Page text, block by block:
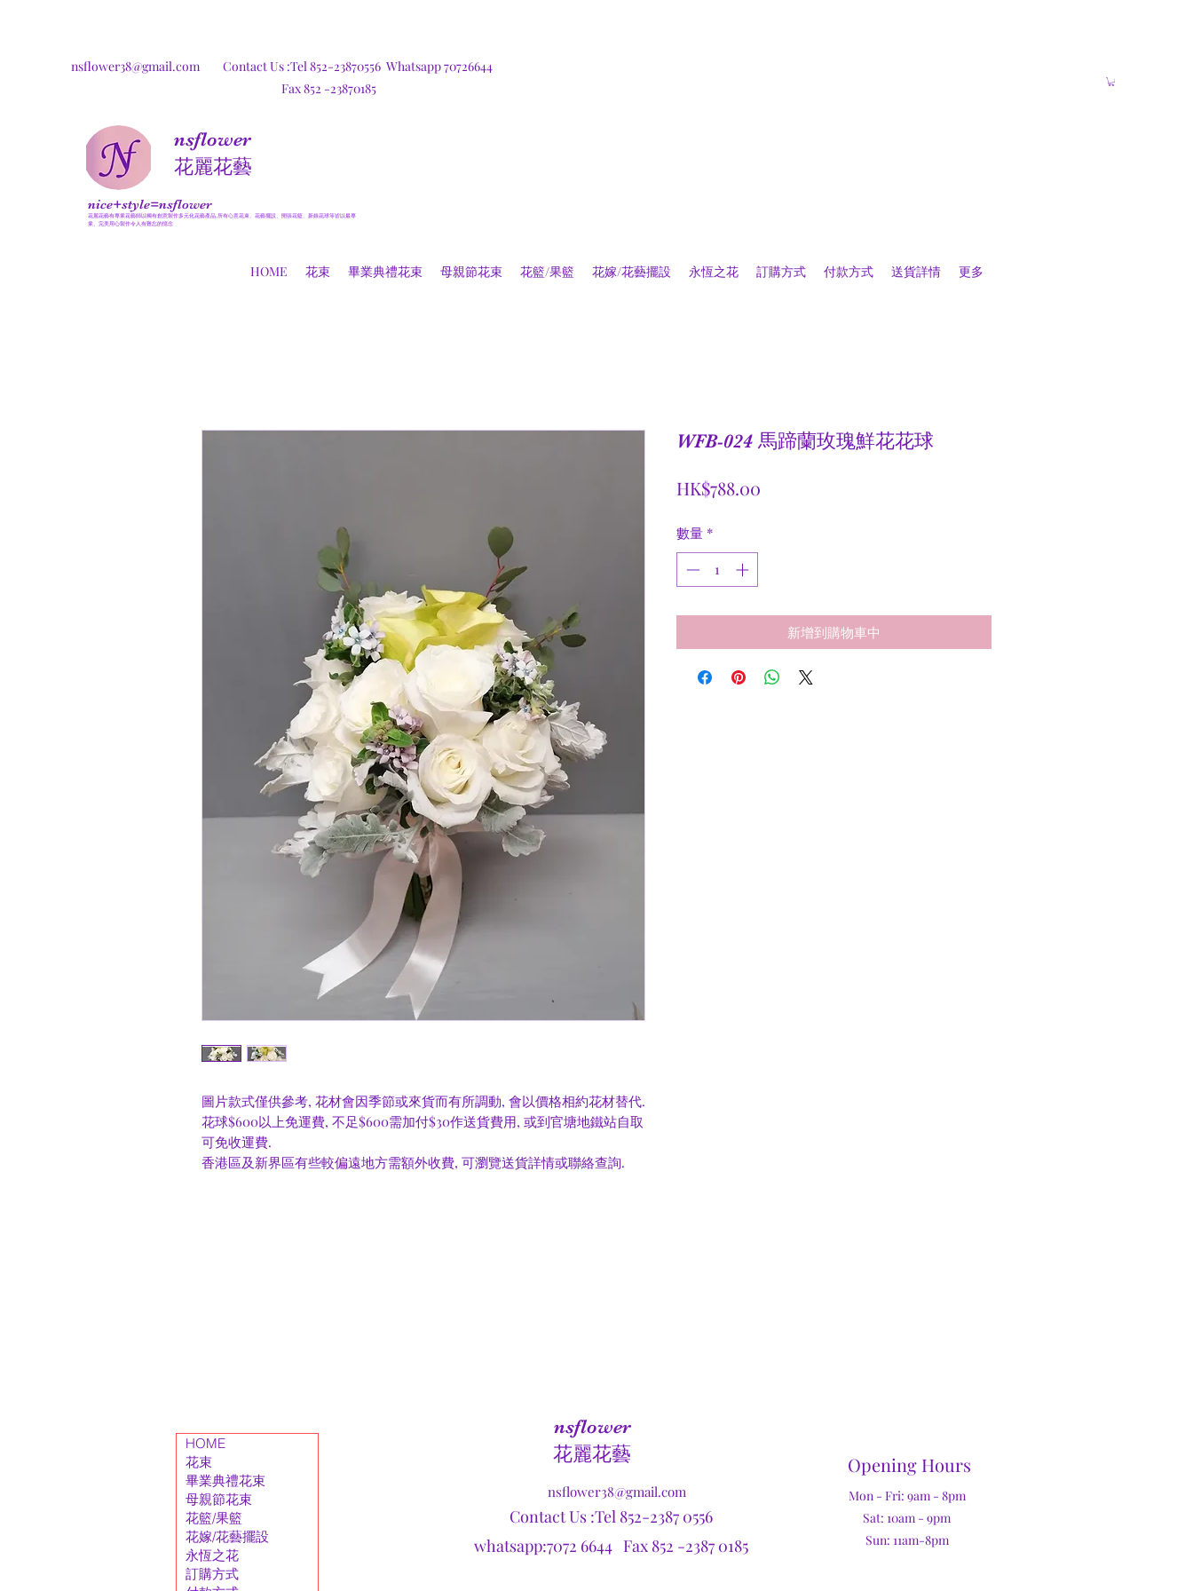
nsflower38@gmail.com Contact Us :Tel 852-23870556 Whatsapp 70726644
Fax 852 -23870185
nsflower
​花麗花藝
nice+style=nsflower
花麗花藝有專業花藝師以獨有創意製作多元化花藝產品,所有心意花束、花藝擺設、開張花籃、新娘花球等皆以最專
業、完美用心製作令人有難忘的憶念
HOME 花束 畢業典禮花束 母親節花束 花籃/果籃 花嫁/花藝擺設 永恆之花 訂購方式 付款方式 送貨詳情 更多
圖片款式僅供參考, 花材會因季節或來貨而有所調動, 會以價格相約花材替代.
花球$600以上免運費, 不足$600需加付$30作送貨費用, 或到官塘地鐵站自取
可免收運費.
香港區及新界區有些較偏遠地方需額外收費, 可瀏覽送貨詳情或聯絡查詢.
WFB-024 馬蹄蘭玫瑰鮮花花球
HK$788.00
數量 *
新增到購物車中
HOME
花束
畢業典禮花束
母親節花束
花籃/果籃
花嫁/花藝擺設
永恆之花
訂購方式
nsflower
​花麗花藝
nsflower38@gmail.com
Contact Us :Tel 852-2387 0556
whatsapp:7072 6644 Fax 852 -2387 0185
Opening Hours
Mon - Fri: 9am - 8pm
Sat: 10am - 9pm
Sun: 11am-8pm